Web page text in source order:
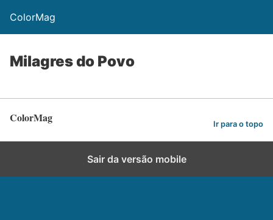
ColorMag
Milagres do Povo
ColorMag Ir para o topo
Sair da versão mobile